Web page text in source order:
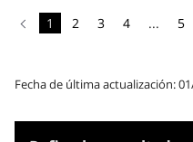
1 2 3 4 ... 5
Fecha de última actualización: